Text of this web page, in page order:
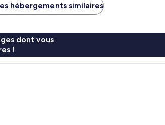
hébergements similaires
dont vous
!